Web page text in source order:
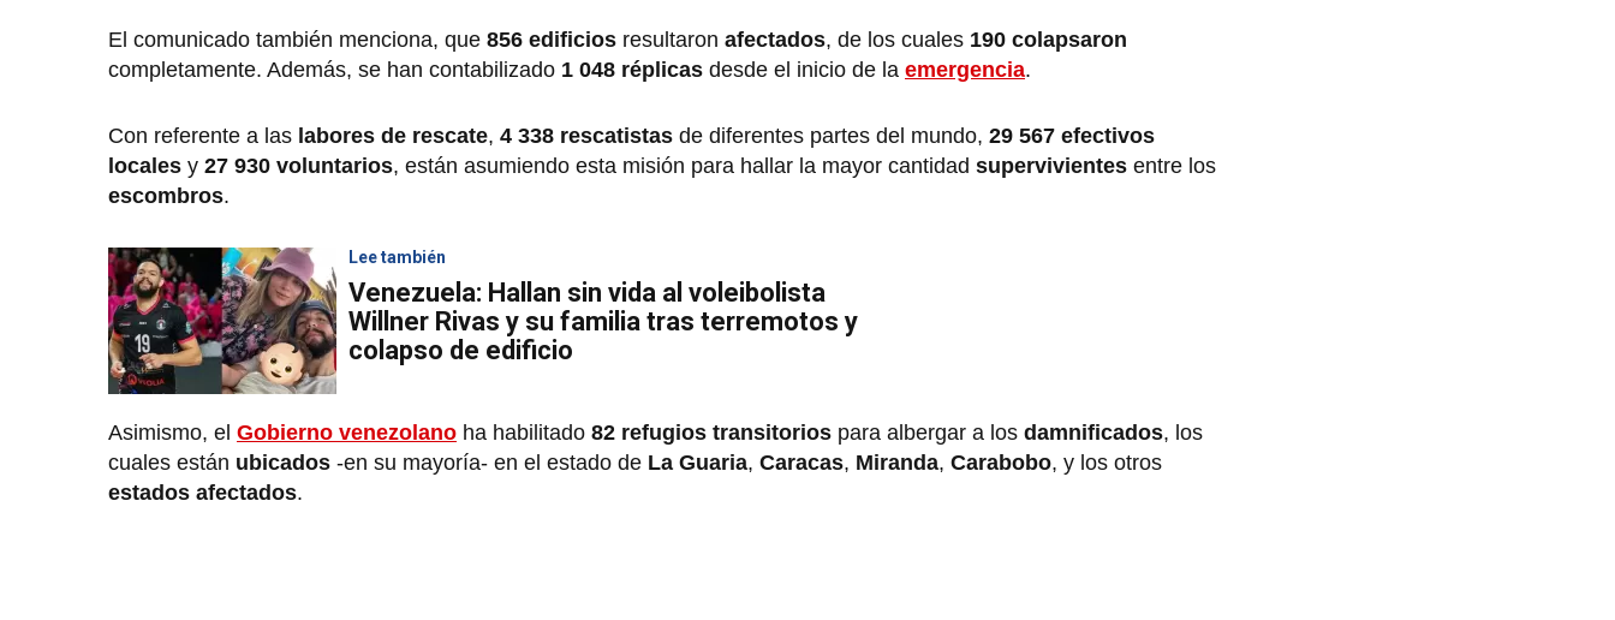
El comunicado también menciona, que 856 edificios resultaron afectados, de los cuales 190 colapsaron
completamente. Además, se han contabilizado 1 048 réplicas desde el inicio de la emergencia.
Con referente a las labores de rescate, 4 338 rescatistas de diferentes partes del mundo, 29 567 efectivos
locales y 27 930 voluntarios, están asumiendo esta misión para hallar la mayor cantidad supervivientes entre los
escombros.
Lee también
Venezuela: Hallan sin vida al voleibolista
Willner Rivas y su familia tras terremotos y
colapso de edificio
Asimismo, el Gobierno venezolano ha habilitado 82 refugios transitorios para albergar a los damnificados, los
cuales están ubicados -en su mayoría- en el estado de La Guaria, Caracas, Miranda, Carabobo, y los otros
estados afectados.